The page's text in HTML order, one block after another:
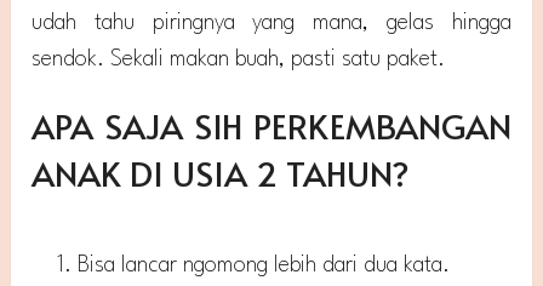
udah tahu piringnya yang mana, gelas hingga
sendok. Sekali makan buah, pasti satu paket.
APA SAJA SIH PERKEMBANGAN
ANAK DI USIA 2 TAHUN?
Bisa lancar ngomong lebih dari dua kata.